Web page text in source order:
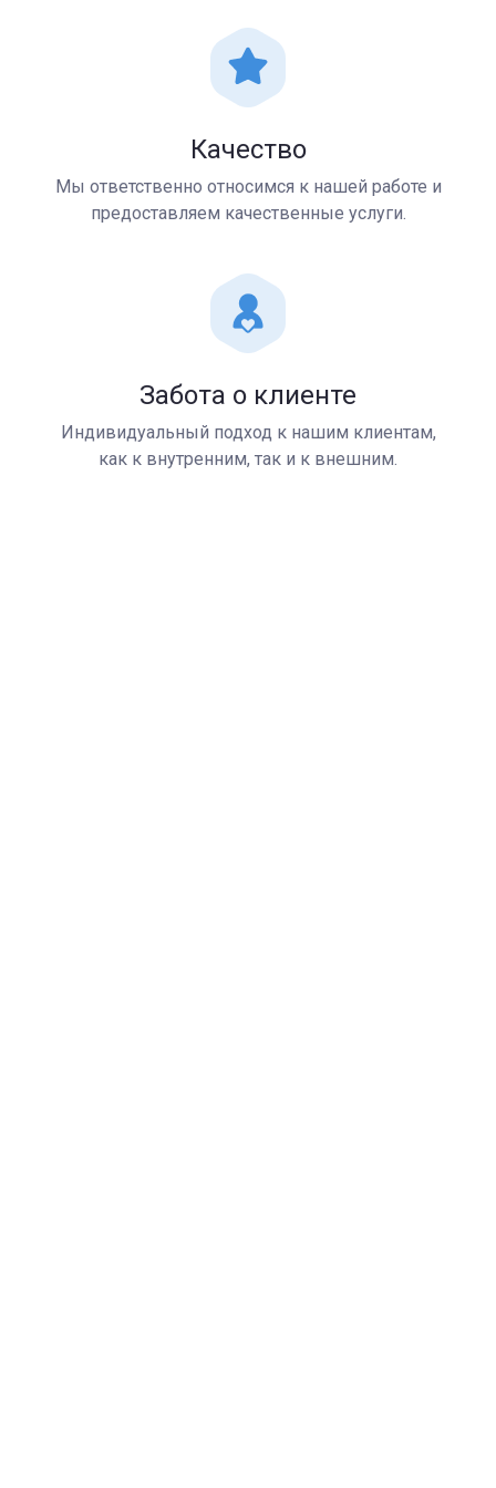
Качество
Мы ответственно относимся к нашей работе и
предоставляем качественные услуги.
Забота о клиенте
Индивидуальный подход к нашим клиентам,
как к внутренним, так и к внешним.